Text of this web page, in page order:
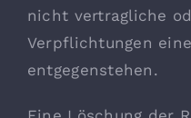
nicht vertragliche
Verpflichtungen
entgegenstehen.